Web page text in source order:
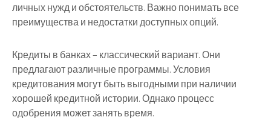
личных нужд и обстоятельств. Важно понимать все
преимущества и недостатки доступных опций.
Кредиты в банках – классический вариант. Они
предлагают различные программы. Условия
кредитования могут быть выгодными при наличии
хорошей кредитной истории. Однако процесс
одобрения может занять время.